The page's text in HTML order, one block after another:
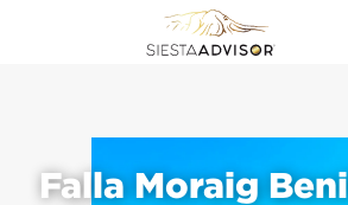
Falla Moraig